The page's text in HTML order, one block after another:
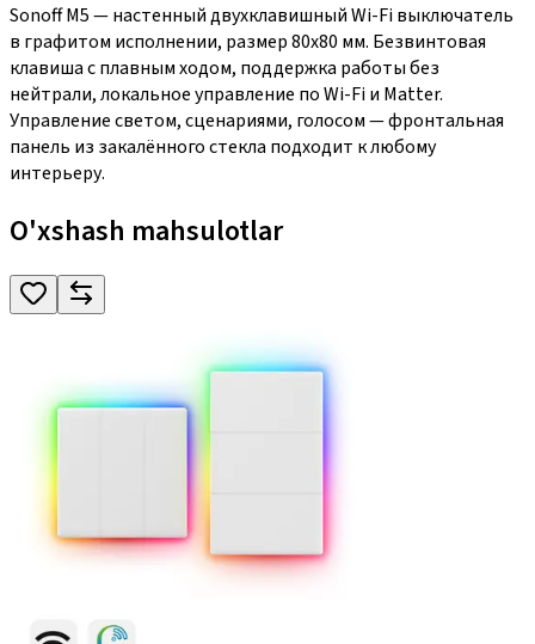
Sonoff M5 — настенный двухклавишный Wi-Fi выключатель
в графитом исполнении, размер 80x80 мм. Безвинтовая
клавиша с плавным ходом, поддержка работы без
нейтрали, локальное управление по Wi-Fi и Matter.
Управление светом, сценариями, голосом — фронтальная
панель из закалённого стекла подходит к любому
интерьеру.
O'xshash mahsulotlar